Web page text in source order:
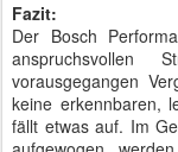
Fazit:
Der Bosch
anspruchsvollen
vorausgegangen
keine erkennbaren,
fällt etwas auf. Im